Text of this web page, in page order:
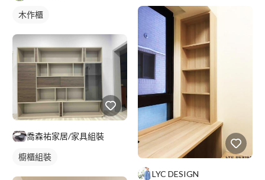
木作櫃
喬森祐家居/家具組裝
櫥櫃組裝
LYC DESIGN